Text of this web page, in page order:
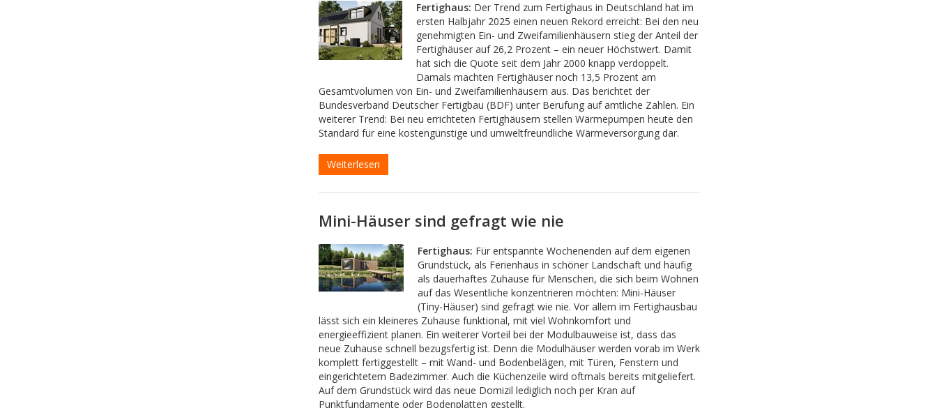
Fertighaus: Der Trend zum Fertighaus in Deutschland hat im
ersten Halbjahr 2025 einen neuen Rekord erreicht: Bei den neu
genehmigten Ein- und Zweifamilienhäusern stieg der Anteil der
Fertighäuser auf 26,2 Prozent – ein neuer Höchstwert. Damit
hat sich die Quote seit dem Jahr 2000 knapp verdoppelt.
Damals machten Fertighäuser noch 13,5 Prozent am
Gesamtvolumen von Ein- und Zweifamilienhäusern aus. Das berichtet der
Bundesverband Deutscher Fertigbau (BDF) unter Berufung auf amtliche Zahlen. Ein
weiterer Trend: Bei neu errichteten Fertighäusern stellen Wärmepumpen heute den
Standard für eine kostengünstige und umweltfreundliche Wärmeversorgung dar.
Weiterlesen
Mini-Häuser sind gefragt wie nie
Fertighaus: Für entspannte Wochenenden auf dem eigenen
Grundstück, als Ferienhaus in schöner Landschaft und häufig
als dauerhaftes Zuhause für Menschen, die sich beim Wohnen
auf das Wesentliche konzentrieren möchten: Mini-Häuser
(Tiny-Häuser) sind gefragt wie nie. Vor allem im Fertighausbau
lässt sich ein kleineres Zuhause funktional, mit viel Wohnkomfort und
energieeffizient planen. Ein weiterer Vorteil bei der Modulbauweise ist, dass das
neue Zuhause schnell bezugsfertig ist. Denn die Modulhäuser werden vorab im Werk
komplett fertiggestellt – mit Wand- und Bodenbelägen, mit Türen, Fenstern und
eingerichtetem Badezimmer. Auch die Küchenzeile wird oftmals bereits mitgeliefert.
Auf dem Grundstück wird das neue Domizil lediglich noch per Kran auf
Punktfundamente oder Bodenplatten gestellt.